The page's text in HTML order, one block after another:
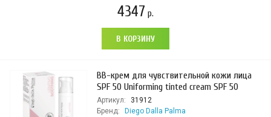
4347 р.
В КОРЗИНУ
ВВ-крем для чувствительной кожи лица
SPF 50 Uniforming tinted cream SPF 50
Артикул:
31912
Бренд:
Diego Dalla Palma